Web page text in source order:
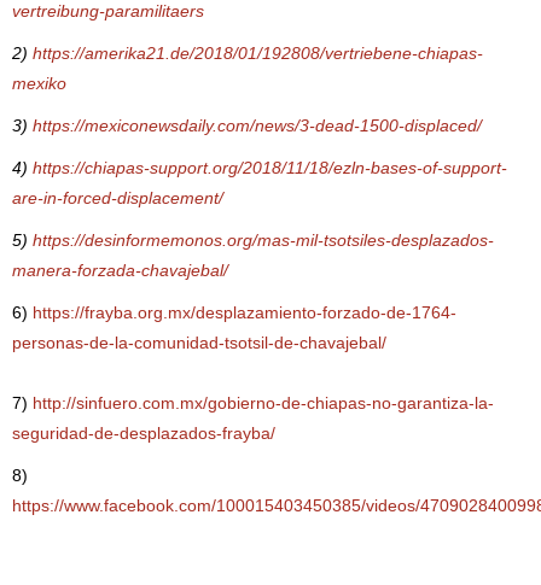
vertreibung-paramilitaers
2) https://amerika21.de/2018/01/192808/vertriebene-chiapas-
mexiko
3) https://mexiconewsdaily.com/news/3-dead-1500-displaced/
4) https://chiapas-support.org/2018/11/18/ezln-bases-of-support-
are-in-forced-displacement/
5) https://desinformemonos.org/mas-mil-tsotsiles-desplazados-
manera-forzada-chavajebal/
6) https://frayba.org.mx/desplazamiento-forzado-de-1764-
personas-de-la-comunidad-tsotsil-de-chavajebal/
7) http://sinfuero.com.mx/gobierno-de-chiapas-no-garantiza-la-
seguridad-de-desplazados-frayba/
8)
https://www.facebook.com/100015403450385/videos/